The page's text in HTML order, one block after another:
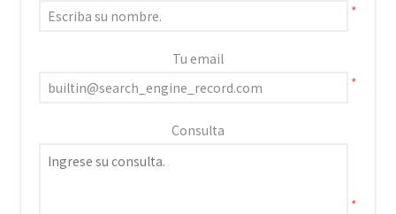
*
Tu email
*
Consulta
*